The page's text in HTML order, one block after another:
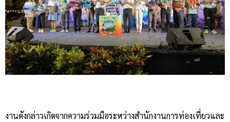
งานดังกล่าวเกิดจากความร่วมมือระหว่างสำนักงานการท่องเที่ยวและ